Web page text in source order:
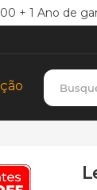
+ 1 Ano de
Busque